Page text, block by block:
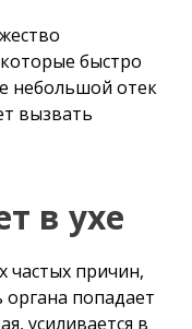
быстро
небольшой отек
вызвать
в ухе
частых причин,
органа попадает
усиливается в